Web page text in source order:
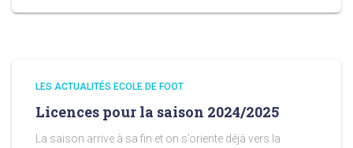
LES ACTUALITÉS ECOLE DE FOOT
Licences pour la saison 2024/2025
La saison arrive à sa fin et on s’oriente déjà vers la